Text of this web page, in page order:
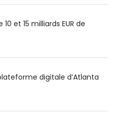
et 15 milliards EUR de
digitale d’Atlanta